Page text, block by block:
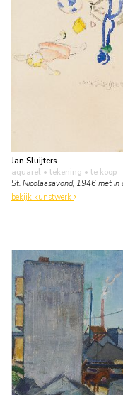
Jan Sluijters
aquarel • tekening • te koop
St. Nicolaasavond, 1946 met in
bekijk kunstwerk